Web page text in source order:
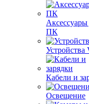
Аксессуары
ПК
Устройства
Кабели и
Освещение